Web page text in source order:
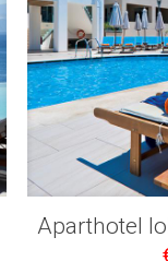
Aparthotel